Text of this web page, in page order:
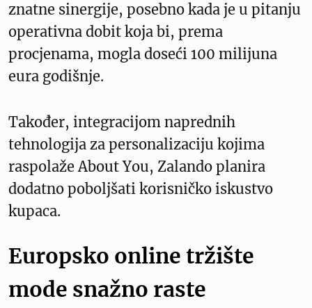
znatne sinergije, posebno kada je u pitanju
operativna dobit koja bi, prema
procjenama, mogla doseći 100 milijuna
eura godišnje.
Također, integracijom naprednih
tehnologija za personalizaciju kojima
raspolaže About You, Zalando planira
dodatno poboljšati korisničko iskustvo
kupaca.
Europsko online tržište
mode snažno raste